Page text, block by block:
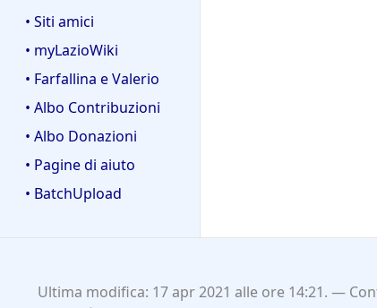
• Siti amici
• myLazioWiki
• Farfallina e Valerio
• Albo Contribuzioni
• Albo Donazioni
• Pagine di aiuto
• BatchUpload
Ultima modifica: 17 apr 2021 alle ore 14:21.